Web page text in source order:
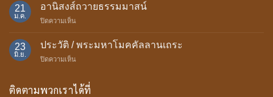
พรรษา
ของ
21
ม.ค.
อานิสงส์ถวายธรรมมาสน์
ปิดความเห็น
ถวาย
มา
23
มิ.ย.
ประวัติ / พระมหาโมคคัลลานเถระ
ปิดความเห็น
พระ
ติดตามพวกเราได้ที่